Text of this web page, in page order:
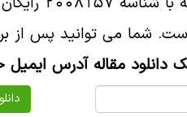
شما می توانید پس از
دانلود مقاله آدرس ایمیل